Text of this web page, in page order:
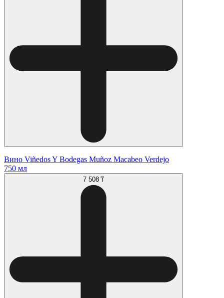
Вино Viñedos Y Bodegas Muñoz Macabeo Verdejo
750 мл
7 508 ₸